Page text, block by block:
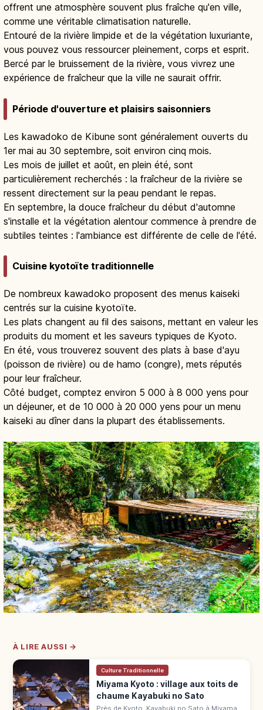
offrent une atmosphère souvent plus fraîche qu'en ville,
comme une véritable climatisation naturelle.
Entouré de la rivière limpide et de la végétation luxuriante,
vous pouvez vous ressourcer pleinement, corps et esprit.
Bercé par le bruissement de la rivière, vous vivrez une
expérience de fraîcheur que la ville ne saurait offrir.
Période d'ouverture et plaisirs saisonniers
Les kawadoko de Kibune sont généralement ouverts du
1er mai au 30 septembre, soit environ cinq mois.
Les mois de juillet et août, en plein été, sont
particulièrement recherchés : la fraîcheur de la rivière se
ressent directement sur la peau pendant le repas.
En septembre, la douce fraîcheur du début d'automne
s'installe et la végétation alentour commence à prendre de
subtiles teintes : l'ambiance est différente de celle de l'été.
Cuisine kyotoïte traditionnelle
De nombreux kawadoko proposent des menus kaiseki
centrés sur la cuisine kyotoïte.
Les plats changent au fil des saisons, mettant en valeur les
produits du moment et les saveurs typiques de Kyoto.
En été, vous trouverez souvent des plats à base d'ayu
(poisson de rivière) ou de hamo (congre), mets réputés
pour leur fraîcheur.
Côté budget, comptez environ 5 000 à 8 000 yens pour
un déjeuner, et de 10 000 à 20 000 yens pour un menu
kaiseki au dîner dans la plupart des établissements.
À LIRE AUSSI →
Culture Traditionnelle
Miyama Kyoto : village aux toits de
chaume Kayabuki no Sato
Près de Kyoto, Kayabuki no Sato à Miyama